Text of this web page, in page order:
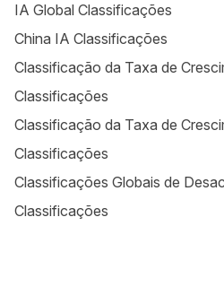
IA Global Classificações
China IA Classificações
Classificação da Taxa de
Classificações
Classificação da Taxa de
Classificações
Classificações Globais de
Classificações